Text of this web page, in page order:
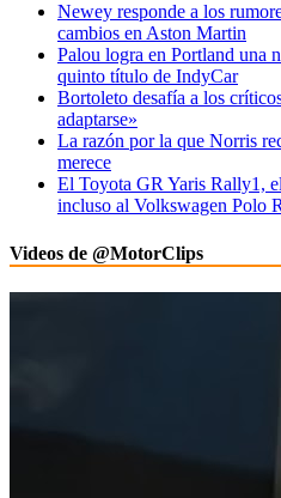
Newey responde a los
cambios en Aston Martin
Palou logra en Portland una
quinto título de IndyCar
Bortoleto desafía a los
adaptarse»
La razón por la que Norris
merece
El Toyota GR Yaris Rally1,
incluso al Volkswagen Polo
Videos de @MotorClips